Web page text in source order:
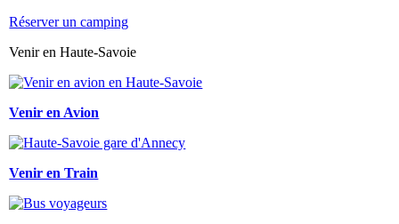
Réserver un camping
Venir en Haute-Savoie
Venir en Avion
Venir en Train